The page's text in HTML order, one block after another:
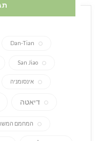
Dan-Tian
San Jiao
אינסומניה
דיאטה
המחמם